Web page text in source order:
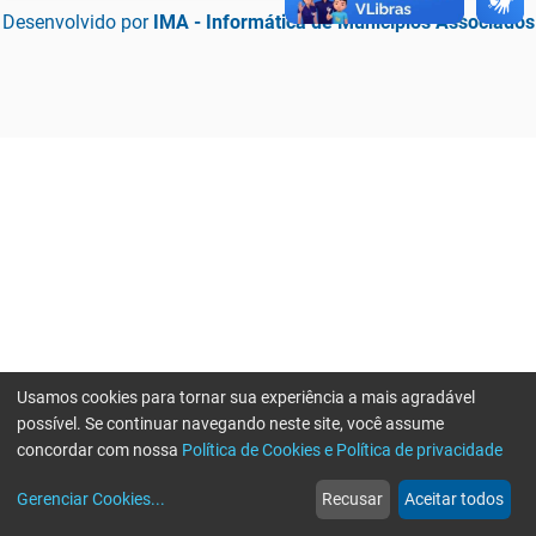
Desenvolvido por IMA - Informática de Municípios Associados
web
Notícias
more_horiz
Mais
Usamos cookies para tornar sua experiência a mais agradável
possível. Se continuar navegando neste site, você assume
concordar com nossa Política de Cookies e Política de privacidade
Gerenciar Cookies... Recusar Aceitar todos
Erro ao enviar informações, por favor tente novamente